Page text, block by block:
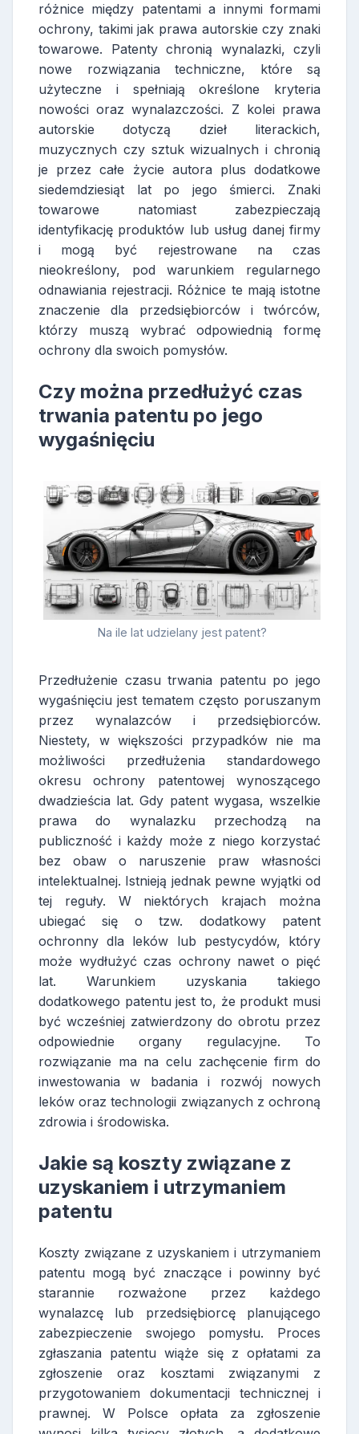
różnice między patentami a innymi formami
ochrony, takimi jak prawa autorskie czy znaki
towarowe. Patenty chronią wynalazki, czyli
nowe rozwiązania techniczne, które są
użyteczne i spełniają określone kryteria
nowości oraz wynalazczości. Z kolei prawa
autorskie dotyczą dzieł literackich,
muzycznych czy sztuk wizualnych i chronią
je przez całe życie autora plus dodatkowe
siedemdziesiąt lat po jego śmierci. Znaki
towarowe natomiast zabezpieczają
identyfikację produktów lub usług danej firmy
i mogą być rejestrowane na czas
nieokreślony, pod warunkiem regularnego
odnawiania rejestracji. Różnice te mają istotne
znaczenie dla przedsiębiorców i twórców,
którzy muszą wybrać odpowiednią formę
ochrony dla swoich pomysłów.
Czy można przedłużyć czas
trwania patentu po jego
wygaśnięciu
Na ile lat udzielany jest patent?
Przedłużenie czasu trwania patentu po jego
wygaśnięciu jest tematem często poruszanym
przez wynalazców i przedsiębiorców.
Niestety, w większości przypadków nie ma
możliwości przedłużenia standardowego
okresu ochrony patentowej wynoszącego
dwadzieścia lat. Gdy patent wygasa, wszelkie
prawa do wynalazku przechodzą na
publiczność i każdy może z niego korzystać
bez obaw o naruszenie praw własności
intelektualnej. Istnieją jednak pewne wyjątki od
tej reguły. W niektórych krajach można
ubiegać się o tzw. dodatkowy patent
ochronny dla leków lub pestycydów, który
może wydłużyć czas ochrony nawet o pięć
lat. Warunkiem uzyskania takiego
dodatkowego patentu jest to, że produkt musi
być wcześniej zatwierdzony do obrotu przez
odpowiednie organy regulacyjne. To
rozwiązanie ma na celu zachęcenie firm do
inwestowania w badania i rozwój nowych
leków oraz technologii związanych z ochroną
zdrowia i środowiska.
Jakie są koszty związane z
uzyskaniem i utrzymaniem
patentu
Koszty związane z uzyskaniem i utrzymaniem
patentu mogą być znaczące i powinny być
starannie rozważone przez każdego
wynalazcę lub przedsiębiorcę planującego
zabezpieczenie swojego pomysłu. Proces
zgłaszania patentu wiąże się z opłatami za
zgłoszenie oraz kosztami związanymi z
przygotowaniem dokumentacji technicznej i
prawnej. W Polsce opłata za zgłoszenie